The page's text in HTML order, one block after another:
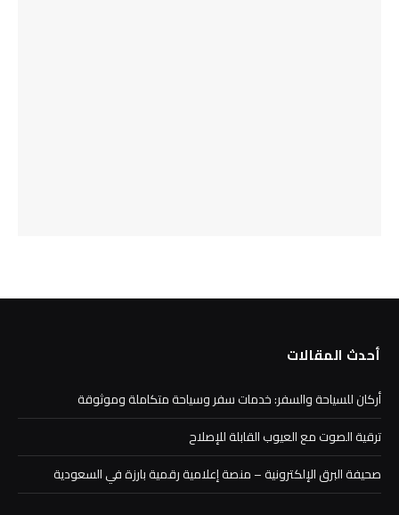
أحدث المقالات
أركان للسياحة والسفر: خدمات سفر وسياحة متكاملة وموثوقة
ترقية الصوت مع العيوب القابلة للإصلاح
صحيفة البرق الإلكترونية – منصة إعلامية رقمية بارزة في السعودية